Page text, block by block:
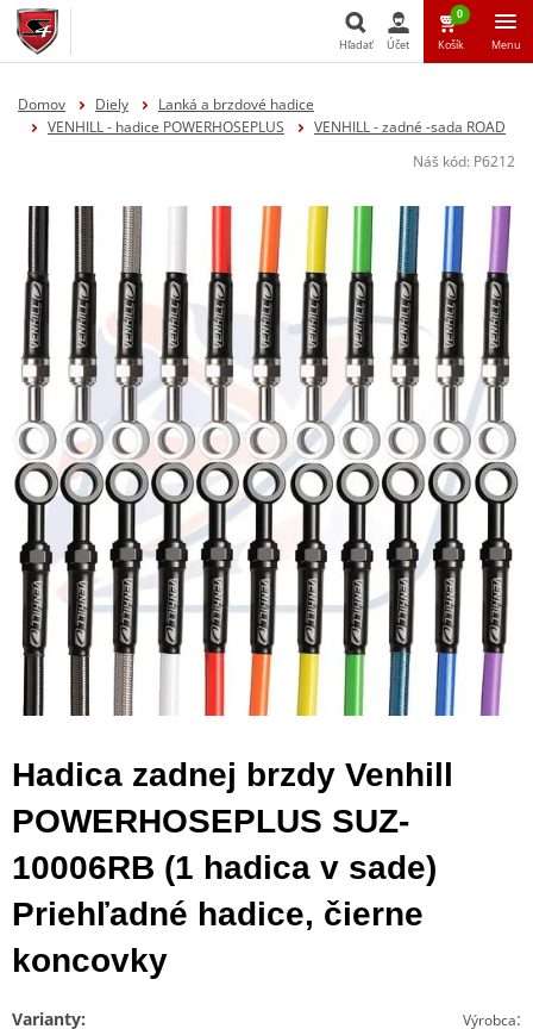
Hľadať Účet
0
Košík Menu
Domov Diely
Lanká a brzdové hadice
VENHILL - hadice POWERHOSEPLUS
VENHILL - zadné -sada ROAD
Náš kód: P6212
Hadica zadnej brzdy Venhill
POWERHOSEPLUS SUZ-
10006RB (1 hadica v sade)
Priehľadné hadice, čierne
koncovky
Výrobca:
Varianty: